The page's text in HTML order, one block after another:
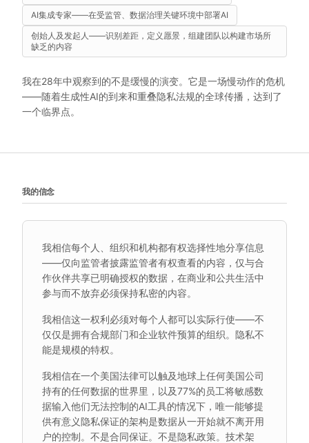
AI集成专家——在受监管、数据治理关键环境中部署AI
创始人及发起人——识别差距，定义愿景，组建团队以构建市场所
缺乏的内容
我在28年中观察到的不是缓慢的演变。它是一场慢动作的危机
——随着生成性AI的到来和重叠隐私法规的全球传播，达到了
一个临界点。
我的信念
我相信每个人、组织和机构都有权选择性地分享信息
——仅向监管者披露监管者有权查看的内容，仅与合
作伙伴共享已明确授权的数据，在商业和公共生活中
参与而不放弃必须保持私密的内容。
我相信这一权利必须对每个人都可以实际行使——不
仅仅是拥有合规部门和企业软件预算的组织。隐私不
能是规模的特权。
我相信在一个美国法律可以触及地球上任何美国公司
持有的任何数据的世界里，以及77%的员工将敏感数
据输入他们无法控制的AI工具的情况下，唯一能够提
供有意义隐私保证的架构是数据从一开始就不离开用
户的控制。不是合同保证。不是隐私政策。技术架